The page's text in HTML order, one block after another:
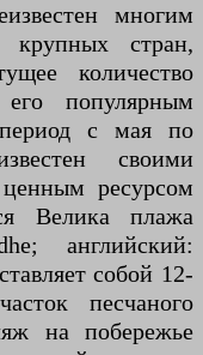
многим
крупных стран,
количество
популярным
с мая по
своими
ресурсом
Велика плажа
английский:
собой 12-
песчаного
на побережье